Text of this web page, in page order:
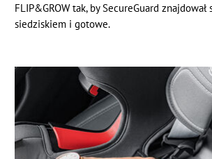
FLIP&GROW tak, by SecureGuard znajdował
siedziskiem i gotowe.